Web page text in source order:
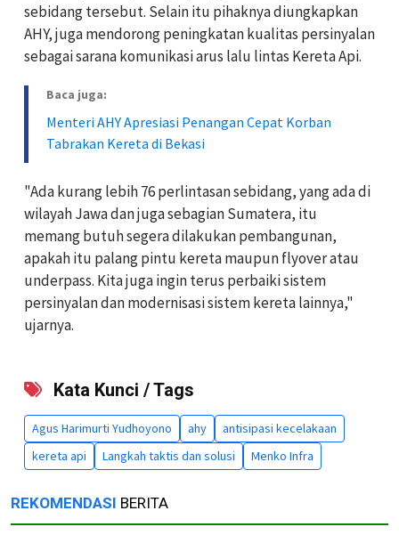
sebidang tersebut. Selain itu pihaknya diungkapkan
AHY, juga mendorong peningkatan kualitas persinyalan
sebagai sarana komunikasi arus lalu lintas Kereta Api.
Baca juga:
Menteri AHY Apresiasi Penangan Cepat Korban
Tabrakan Kereta di Bekasi
"Ada kurang lebih 76 perlintasan sebidang, yang ada di
wilayah Jawa dan juga sebagian Sumatera, itu
memang butuh segera dilakukan pembangunan,
apakah itu palang pintu kereta maupun flyover atau
underpass. Kita juga ingin terus perbaiki sistem
persinyalan dan modernisasi sistem kereta lainnya,"
ujarnya.
Kata Kunci / Tags
Agus Harimurti Yudhoyono ahy
antisipasi kecelakaan
kereta api
Langkah taktis dan solusi Menko Infra
REKOMENDASI BERITA